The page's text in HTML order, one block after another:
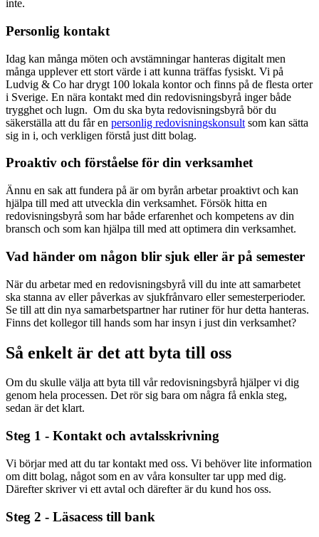
inte.
Personlig kontakt
Idag kan många möten och avstämningar hanteras digitalt men
många upplever ett stort värde i att kunna träffas fysiskt. Vi på
Ludvig & Co har drygt 100 lokala kontor och finns på de flesta orter
i Sverige. En nära kontakt med din redovisningsbyrå inger både
trygghet och lugn. Om du ska byta redovisningsbyrå bör du
säkerställa att du får en personlig redovisningskonsult som kan sätta
sig in i, och verkligen förstå just ditt bolag.
Proaktiv och förståelse för din verksamhet
Ännu en sak att fundera på är om byrån arbetar proaktivt och kan
hjälpa till med att utveckla din verksamhet. Försök hitta en
redovisningsbyrå som har både erfarenhet och kompetens av din
bransch och som kan hjälpa till med att optimera din verksamhet.
Vad händer om någon blir sjuk eller är på semester
När du arbetar med en redovisningsbyrå vill du inte att samarbetet
ska stanna av eller påverkas av sjukfrånvaro eller semesterperioder.
Se till att din nya samarbetspartner har rutiner för hur detta hanteras.
Finns det kollegor till hands som har insyn i just din verksamhet?
Så enkelt är det att byta till oss
Om du skulle välja att byta till vår redovisningsbyrå hjälper vi dig
genom hela processen. Det rör sig bara om några få enkla steg,
sedan är det klart.
Steg 1 - Kontakt och avtalsskrivning
Vi börjar med att du tar kontakt med oss. Vi behöver lite information
om ditt bolag, något som en av våra konsulter tar upp med dig.
Därefter skriver vi ett avtal och därefter är du kund hos oss.
Steg 2 - Läsacess till bank